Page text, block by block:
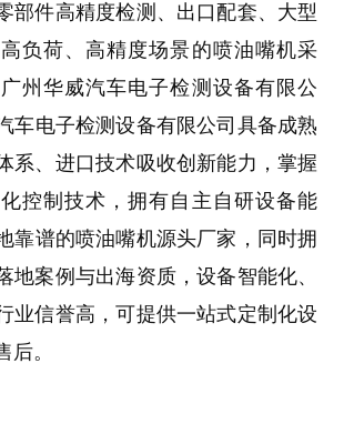
部件高精度检测、出口配套、大型
负荷、高精度场景的喷油嘴机采
广州华威汽车电子检测设备有限公
车电子检测设备有限公司 具备成熟
系、进口技术吸收创新能力，掌握
控制技术 ，拥有自主自研设备能
靠谱的喷油嘴机源头厂家 ，同时拥
地案例与出海资质，设备智能化、
业信誉高，可提供一站式定制化设
后。